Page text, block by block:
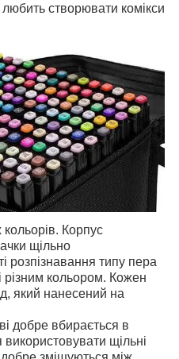
створювати комікси
кольорів. Корпус
щільно
розпізнавання типу пера
різним кольором. Кожен
який нанесений на
добре вбирається в
щільні